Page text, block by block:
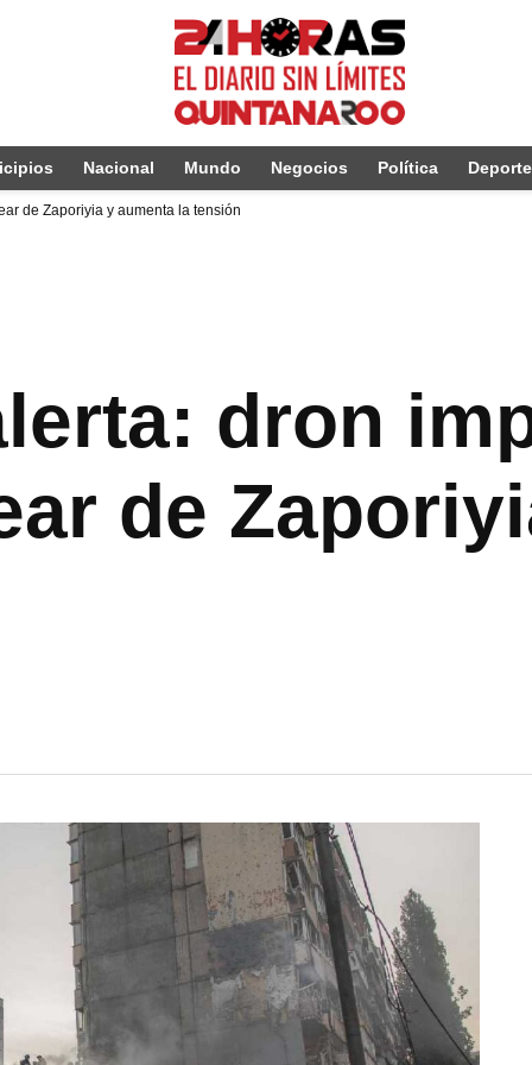
Nacional Mundo Negocios Política
de Zaporiyia y aumenta la tensión
dron
de